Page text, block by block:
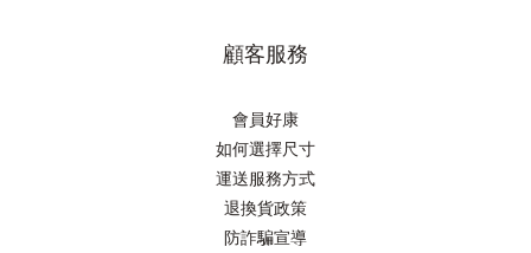
顧客服務
會員好康
如何選擇尺寸
運送服務方式
退換貨政策
防詐騙宣導